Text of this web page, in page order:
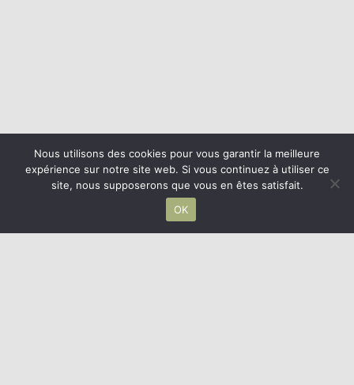
Nous utilisons des cookies pour vous garantir la meilleure
expérience sur notre site web. Si vous continuez à utiliser ce
site, nous supposerons que vous en êtes satisfait.
OK